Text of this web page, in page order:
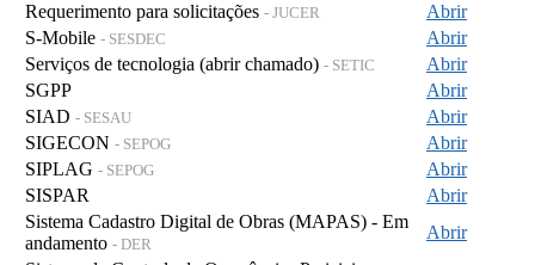
Requerimento para solicitações - JUCER
Abrir
S-Mobile - SESDEC
Abrir
Serviços de tecnologia (abrir chamado) - SETIC
Abrir
SGPP
Abrir
SIAD - SESAU
Abrir
SIGECON - SEPOG
Abrir
SIPLAG - SEPOG
Abrir
SISPAR
Abrir
Sistema Cadastro Digital de Obras (MAPAS) - Em
andamento - DER
Abrir